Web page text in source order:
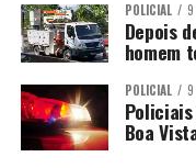
POLICIAL
Depois
homem
POLICIAL
Boa